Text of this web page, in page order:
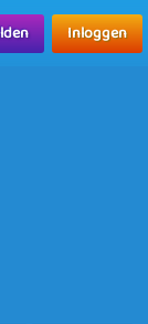
Inloggen